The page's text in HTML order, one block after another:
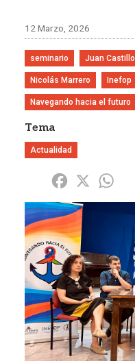
12 Marzo, 2026
seminario Juan Castillo
Nicolás Marrero Inefop
Navegando hacia el futuro
Tema
Actualidad
Share Facebook
X
Imagen